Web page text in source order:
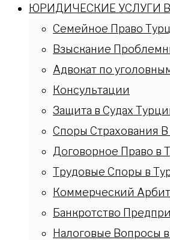
ЮРИДИЧЕСКИЕ УСЛУГИ
Семейное Право
Взыскание
Адвокат по
Консультации
Защита в Судах
Споры Страхования
Договорное Право в
Трудовые Споры в
Коммерческий
Банкротство
Налоговые Вопросы